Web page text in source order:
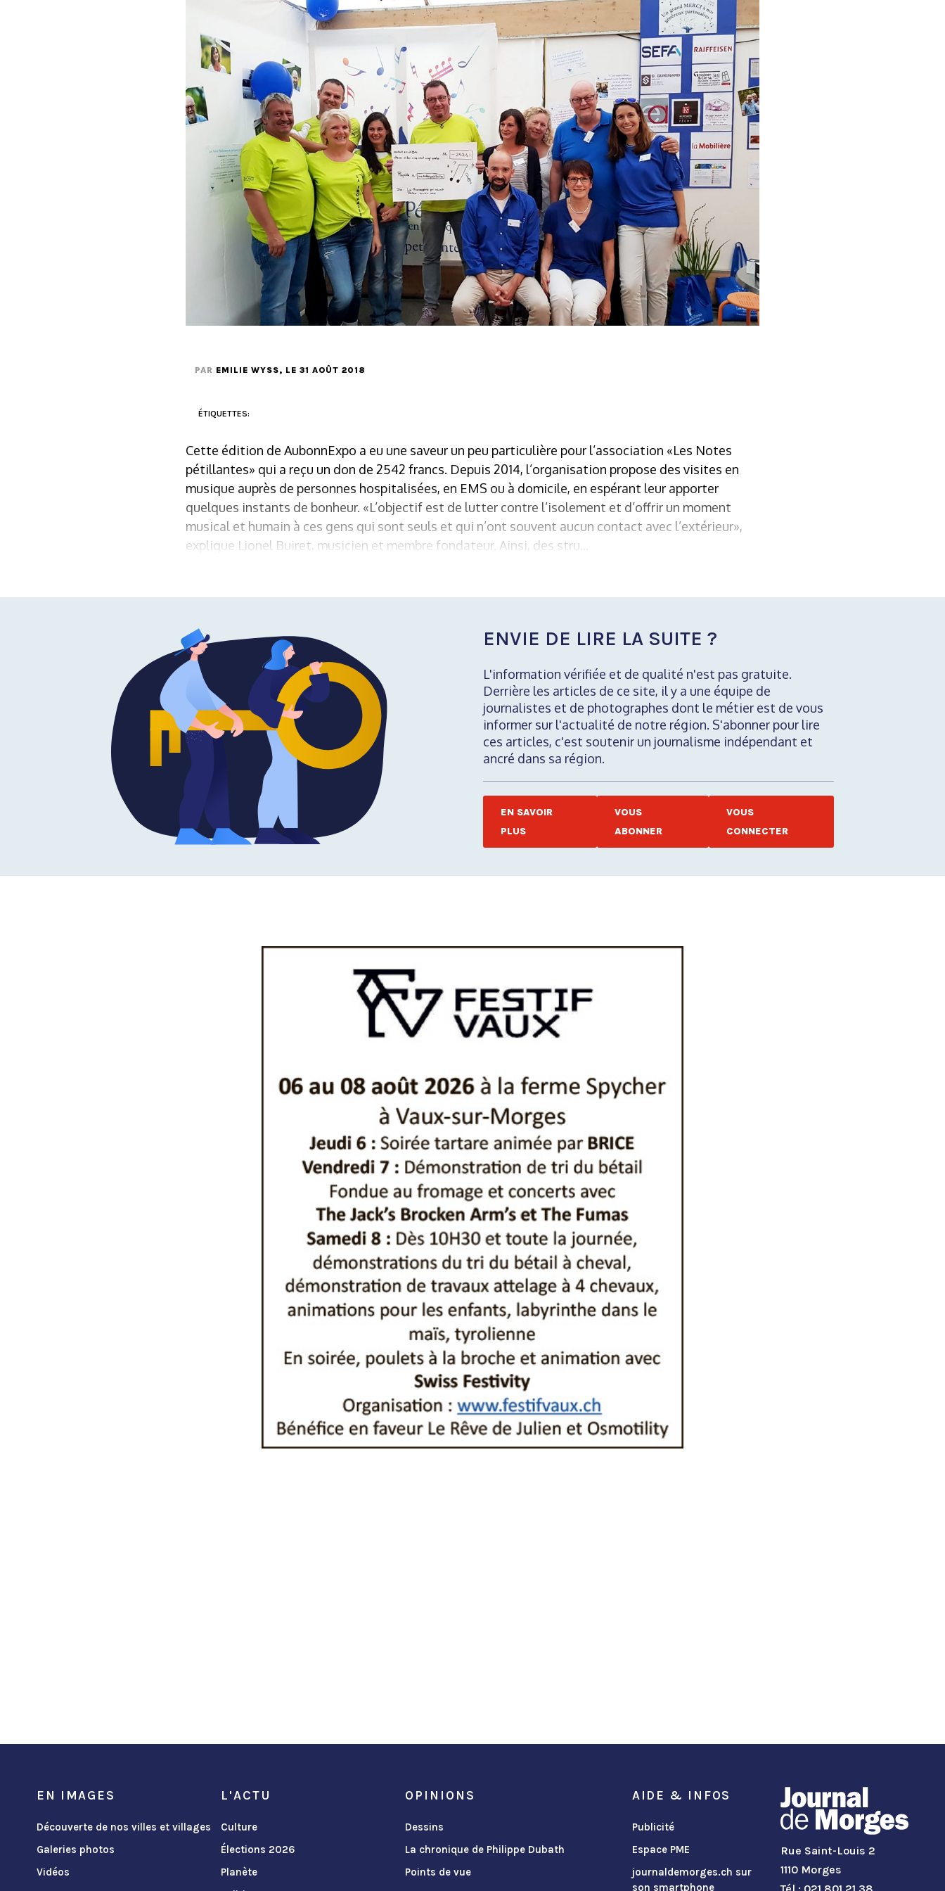
PAR EMILIE WYSS, LE 31 AOÛT 2018
ÉTIQUETTES:
Cette édition de AubonnExpo a eu une saveur un peu particulière pour l’association «Les Notes
pétillantes» qui a reçu un don de 2542 francs. Depuis 2014, l’organisation propose des visites en
musique auprès de personnes hospitalisées, en EMS ou à domicile, en espérant leur apporter
quelques instants de bonheur. «L’objectif est de lutter contre l’isolement et d’offrir un moment
musical et humain à ces gens qui sont seuls et qui n’ont souvent aucun contact avec l’extérieur»,
explique Lionel Buiret, musicien et membre fondateur. Ainsi, des stru...
ENVIE DE LIRE LA SUITE ?
L'information vérifiée et de qualité n'est pas gratuite.
Derrière les articles de ce site, il y a une équipe de
journalistes et de photographes dont le métier est de vous
informer sur l'actualité de notre région. S'abonner pour lire
ces articles, c'est soutenir un journalisme indépendant et
ancré dans sa région.
EN SAVOIR
PLUS
VOUS
ABONNER
VOUS
CONNECTER
EN IMAGES
Découverte de nos villes et villages
Galeries photos
Vidéos
L'ACTU
Culture
Élections 2026
Planète
OPINIONS
Dessins
La chronique de Philippe Dubath
Points de vue
AIDE & INFOS
Publicité
Espace PME
journaldemorges.ch sur
son smartphone
Rue Saint-Louis 2
1110 Morges